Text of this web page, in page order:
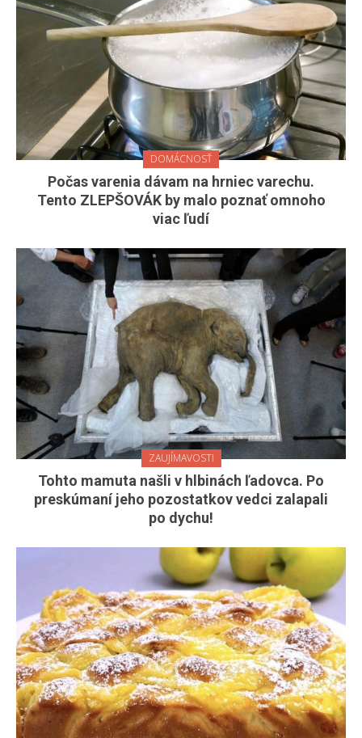
DOMÁCNOSŤ
Počas varenia dávam na hrniec varechu.
Tento ZLEPŠOVÁK by malo poznať omnoho
viac ľudí
ZAUJÍMAVOSTI
Tohto mamuta našli v hlbinách ľadovca. Po
preskúmaní jeho pozostatkov vedci zalapali
po dychu!